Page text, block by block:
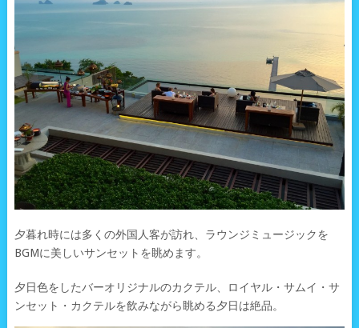
夕暮れ時には多くの外国人客が訪れ、ラウンジミュージックを
BGMに美しいサンセットを眺めます。
夕日色をしたバーオリジナルのカクテル、ロイヤル・サムイ・サ
ンセット・カクテルを飲みながら眺める夕日は絶品。